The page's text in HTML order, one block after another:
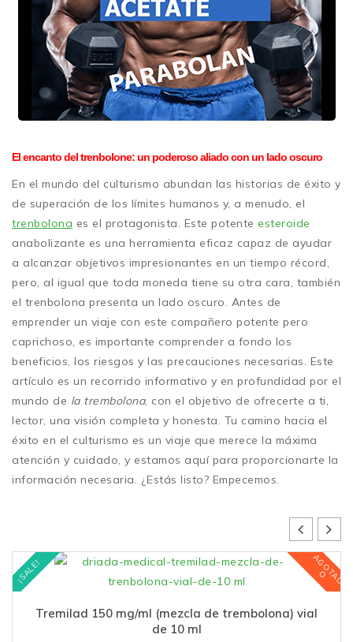
El encanto del trenbolone: un poderoso aliado con un lado oscuro
En el mundo del culturismo abundan las historias de éxito y
de superación de los límites humanos y, a menudo, el
trenbolona es el protagonista. Este potente esteroide
anabolizante es una herramienta eficaz capaz de ayudar
a alcanzar objetivos impresionantes en un tiempo récord,
pero, al igual que toda moneda tiene su otra cara, también
el trenbolona presenta un lado oscuro. Antes de
emprender un viaje con este compañero potente pero
caprichoso, es importante comprender a fondo los
beneficios, los riesgos y las precauciones necesarias. Este
artículo es un recorrido informativo y en profundidad por el
mundo de la trembolona, con el objetivo de ofrecerte a ti,
lector, una visión completa y honesta. Tu camino hacia el
éxito en el culturismo es un viaje que merece la máxima
atención y cuidado, y estamos aquí para proporcionarte la
información necesaria. ¿Estás listo? Empecemos.
¡SALE! A
G
O
T
A
D
O
Tremilad 150 mg/ml (mezcla de trembolona) vial
de 10 ml